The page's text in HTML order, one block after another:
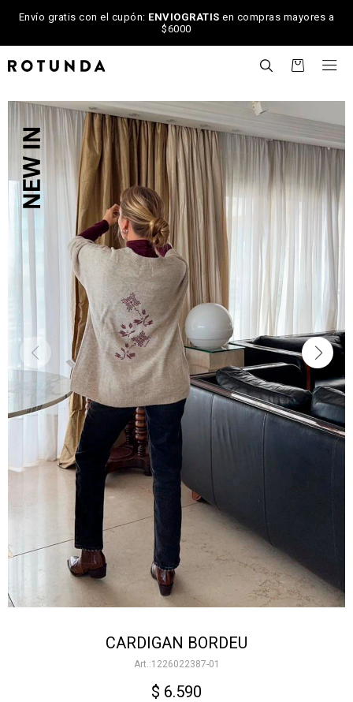
Envío gratis con el cupón: ENVIOGRATIS en compras mayores a
$6000

CARDIGAN BORDEU
1226022387-01
$ 6.590
NOTIFICARME